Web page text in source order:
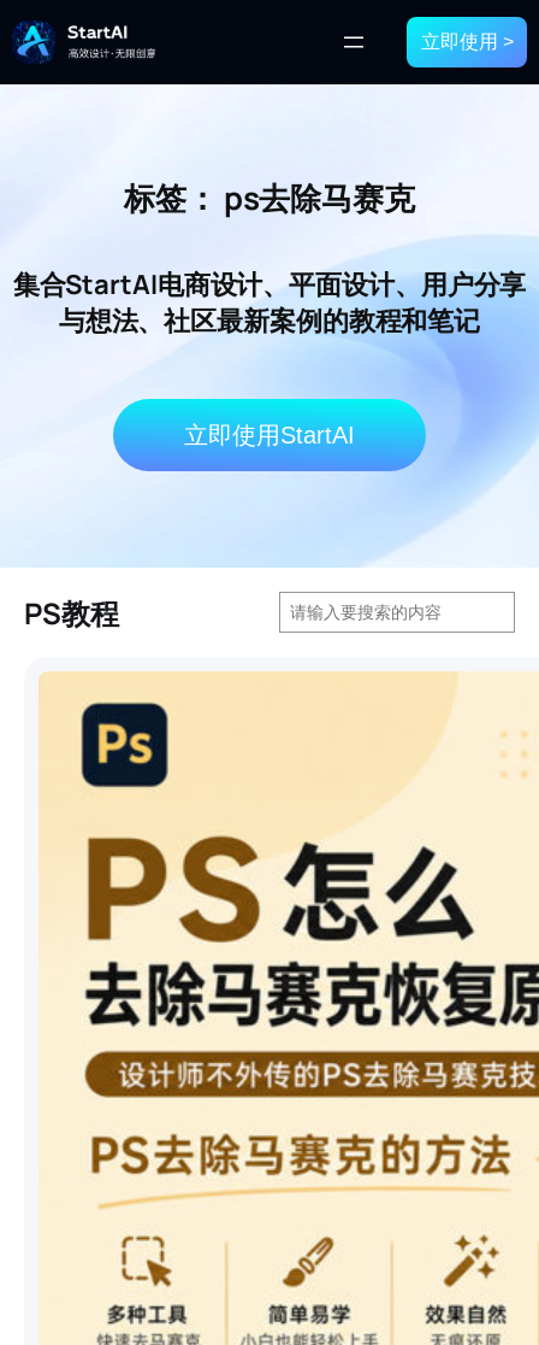
立即使用 >
标签： ps去除马赛克
集合StartAI电商设计、平面设计、用户分享
与想法、社区最新案例的教程和笔记
立即使用StartAI
PS教程
搜
索